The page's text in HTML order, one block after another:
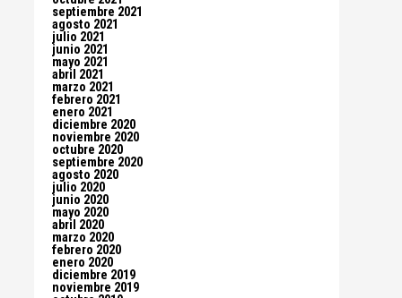
septiembre 2021
agosto 2021
julio 2021
junio 2021
mayo 2021
abril 2021
marzo 2021
febrero 2021
enero 2021
diciembre 2020
noviembre 2020
octubre 2020
septiembre 2020
agosto 2020
julio 2020
junio 2020
mayo 2020
abril 2020
marzo 2020
febrero 2020
enero 2020
diciembre 2019
noviembre 2019